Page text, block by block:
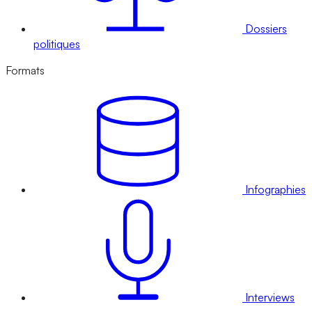
Dossiers
politiques
Formats
Infographies
Interviews